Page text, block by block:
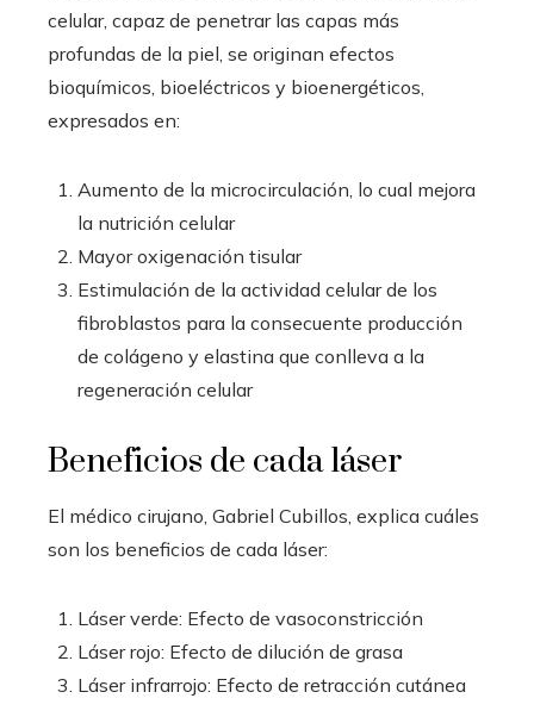
celular, capaz de penetrar las capas más
profundas de la piel, se originan efectos
bioquímicos, bioeléctricos y bioenergéticos,
expresados en:
Aumento de la microcirculación, lo cual mejora
la nutrición celular
Mayor oxigenación tisular
Estimulación de la actividad celular de los
fibroblastos para la consecuente producción
de colágeno y elastina que conlleva a la
regeneración celular
Beneficios de cada láser
El médico cirujano, Gabriel Cubillos, explica cuáles
son los beneficios de cada láser:
Láser verde: Efecto de vasoconstricción
Láser rojo: Efecto de dilución de grasa
Láser infrarrojo: Efecto de retracción cutánea